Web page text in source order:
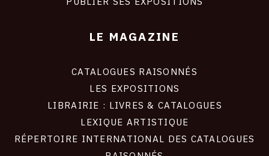
LE MAGAZINE
CATALOGUES RAISONNÉS
LES EXPOSITIONS
LIBRAIRIE : LIVRES & CATALOGUES
LEXIQUE ARTISTIQUE
RÉPERTOIRE INTERNATIONAL DES CATALOGUES